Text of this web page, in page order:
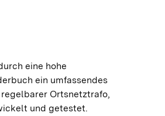
eine hohe
ein umfassendes
Ortsnetztrafo,
und getestet.